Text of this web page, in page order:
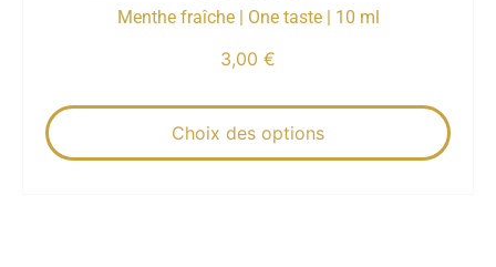
Menthe fraîche | One taste | 10 ml
3,00 €
Choix des options